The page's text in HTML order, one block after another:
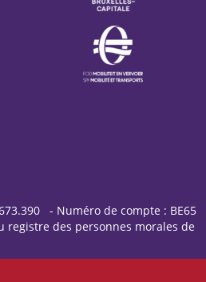
- Numéro de compte : BE65
registre des personnes morales de